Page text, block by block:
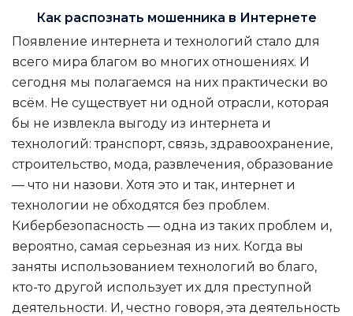
Как распознать мошенника в Интернете
Появление интернета и технологий стало для
всего мира благом во многих отношениях. И
сегодня мы полагаемся на них практически во
всём. Не существует ни одной отрасли, которая
бы не извлекла выгоду из интернета и
технологий: транспорт, связь, здравоохранение,
строительство, мода, развлечения, образование
— что ни назови. Хотя это и так, интернет и
технологии не обходятся без проблем.
Кибербезопасность — одна из таких проблем и,
вероятно, самая серьезная из них. Когда вы
заняты использованием технологий во благо,
кто-то другой использует их для преступной
деятельности. И, честно говоря, эта деятельность